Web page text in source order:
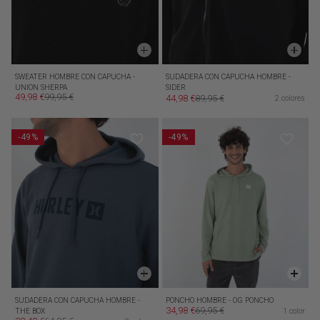
SWEATER HOMBRE CON CAPUCHA -
UNION SHERPA
Precio de oferta
49,98 €Precio habitual
99,95 €
SUDADERA CON CAPUCHA HOMBRE -
SIDER
Precio de oferta
44,98 €Precio habitual
89,95 € 2 colores
-49%
SUDADERA CON CAPUCHA HOMBRE -
THE BOX
-49%
PONCHO HOMBRE - OG PONCHO
Precio de oferta
34,98 €Precio habitual
69,95 € 1 color